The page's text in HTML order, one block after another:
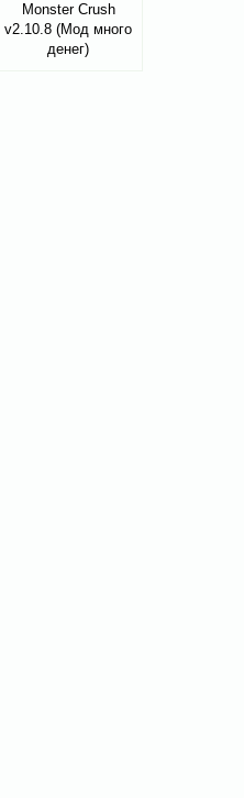
Monster Crush
v2.10.8 (Мод много
денег)